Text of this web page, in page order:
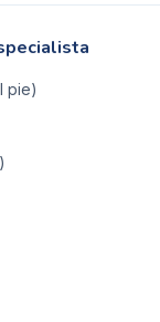
pie)